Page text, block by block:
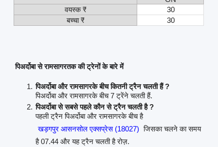
वयस्क ₹
30
बच्चा ₹
30
पिअर्दोबा से रामसागरतक की ट्रेनों के बारे में
पिअर्दोबा और रामसागरके बीच कितनी ट्रैन चलती हैं ?
पिअर्दोबा और रामसागरके बीच 7 ट्रेंने चलती हैं.
पिअर्दोबा से सबसे पहले कौन से ट्रैन चलती है ?
पहली ट्रैन पिअर्दोबा और रामसागरके बीच है
खड़गपुर आसनसोल एक्सप्रेस (18027) जिसका चलने का समय
है 07.44 और यह ट्रैन चलती है रोज़.